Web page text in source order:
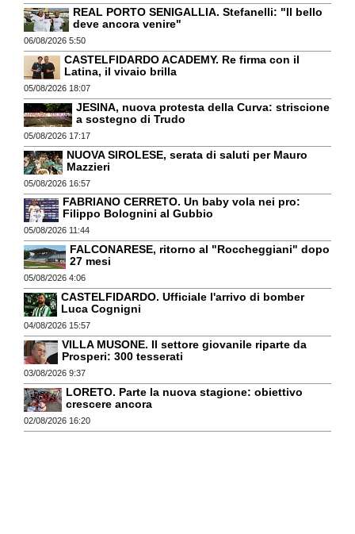
REAL PORTO SENIGALLIA. Stefanelli: "Il bello
deve ancora venire"
06/08/2026 5:50
CASTELFIDARDO ACADEMY. Re firma con il
Latina, il vivaio brilla
05/08/2026 18:07
JESINA, nuova protesta della Curva: striscione
a sostegno di Trudo
05/08/2026 17:17
NUOVA SIROLESE, serata di saluti per Mauro
Mazzieri
05/08/2026 16:57
FABRIANO CERRETO. Un baby vola nei pro:
Filippo Bolognini al Gubbio
05/08/2026 11:44
FALCONARESE, ritorno al "Roccheggiani" dopo
27 mesi
05/08/2026 4:06
CASTELFIDARDO. Ufficiale l'arrivo di bomber
Luca Cognigni
04/08/2026 15:57
VILLA MUSONE. Il settore giovanile riparte da
Prosperi: 300 tesserati
03/08/2026 9:37
LORETO. Parte la nuova stagione: obiettivo
crescere ancora
02/08/2026 16:20